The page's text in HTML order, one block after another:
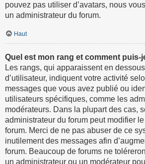
pouvez pas utiliser d’avatars, nous
un administrateur du forum.
Haut
Quel est mon rang et comment puis-
Les rangs, qui apparaissent en
d’utilisateur, indiquent votre activité
messages que vous avez publié ou
utilisateurs spécifiques, comme les
modérateurs. Dans la plupart des cas,
administrateur du forum peut modifier
forum. Merci de ne pas abuser de ce
inutilement des messages afin
forum. Beaucoup de forums ne
un administrateur ou un modérateur